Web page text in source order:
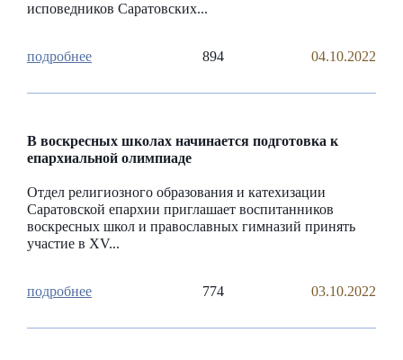
исповедников Саратовских...
894 04.10.2022
В воскресных школах начинается подготовка к
епархиальной олимпиаде
Отдел религиозного образования и катехизации
Саратовской епархии приглашает воспитанников
воскресных школ и православных гимназий принять
участие в XV...
774 03.10.2022